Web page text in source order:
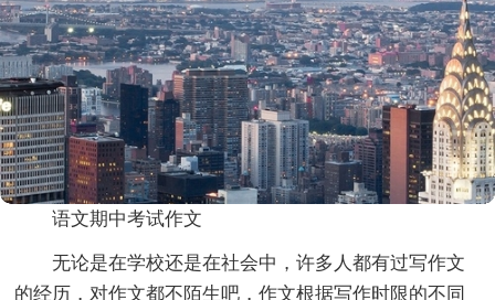
语文期中考试作文
无论是在学校还是在社会中，许多人都有过写作文
的经历，对作文都不陌生吧，作文根据写作时限的不同